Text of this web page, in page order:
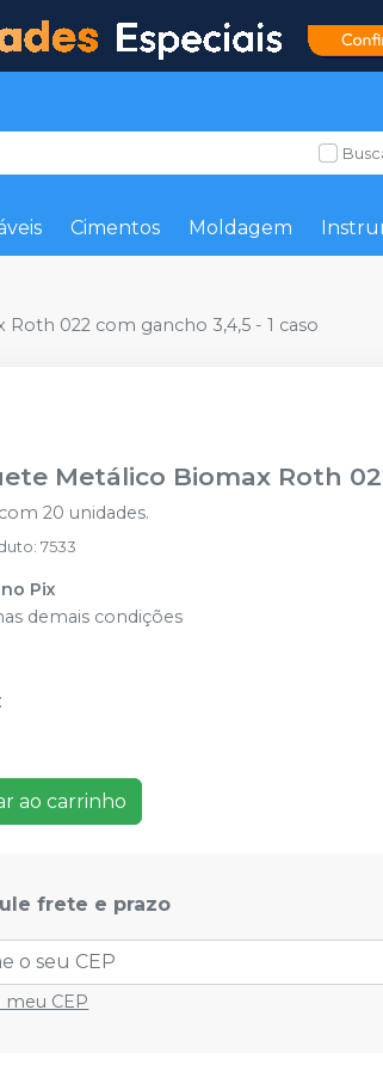
Cimentos Moldagem
022 com gancho 3,4,5 - 1 caso
Metálico Biomax Roth
20 unidades.
:7533
no Pix
demais condições
:
ao carrinho
frete e prazo
meu CEP